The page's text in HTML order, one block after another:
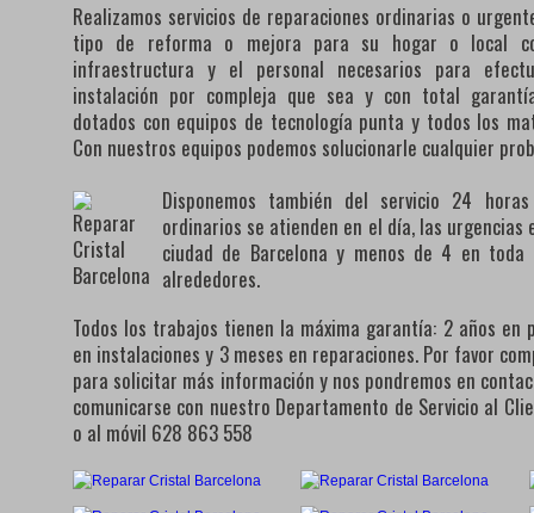
Realizamos servicios de reparaciones ordinarias o
tipo de reforma o mejora para su hogar o local
infraestructura y el personal necesarios para
instalación por compleja que sea y con total
dotados con equipos de tecnología punta y todos los
Con nuestros equipos podemos solucionarle cualquier
Disponemos también del servicio 24
ordinarios se atienden en el día, las urgencias
ciudad de Barcelona y menos de 4 en
alrededores.
Todos los trabajos tienen la máxima garantía: 2 años en
en instalaciones y 3 meses en reparaciones. Por favor
para solicitar más información y nos pondremos en
comunicarse con nuestro Departamento de Servicio al
o al móvil 628 863 558